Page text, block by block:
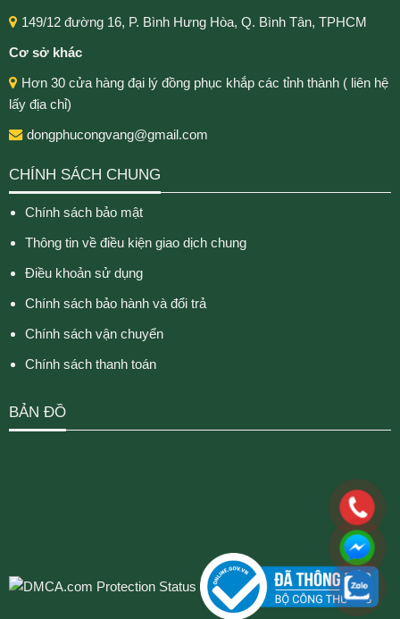
149/12 đường 16, P. Bình Hưng Hòa, Q. Bình Tân, TPHCM
Cơ sở khác
Hơn 30 cửa hàng đại lý đồng phục khắp các tỉnh thành ( liên hệ
lấy địa chỉ)
dongphucongvang@gmail.com
CHÍNH SÁCH CHUNG
Chính sách bảo mật
Thông tin về điều kiện giao dịch chung
Điều khoản sử dụng
Chính sách bảo hành và đổi trả
Chính sách vận chuyển
Chính sách thanh toán
BẢN ĐỒ